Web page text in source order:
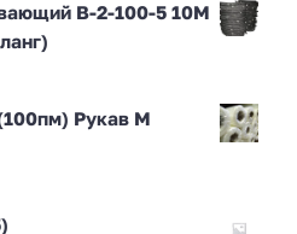
В-2-100-5 10М
Рукав М